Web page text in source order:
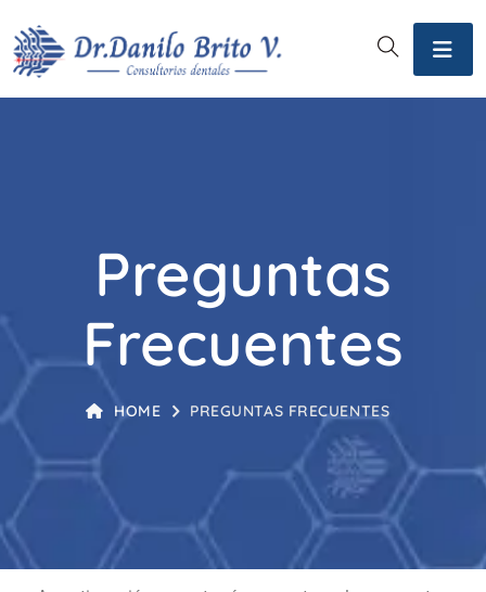
Preguntas
Frecuentes
HOME PREGUNTAS FRECUENTES